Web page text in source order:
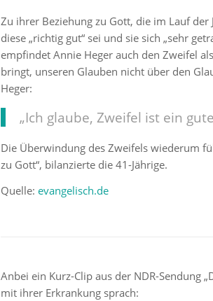
Zu ihrer Beziehung zu Gott, die im Lauf der
diese „richtig gut“ sei und sie sich „sehr
empfindet Annie Heger auch den Zweifel
bringt, unseren Glauben nicht über den
Heger:
„Ich glaube, Zweifel ist ein
Die Überwindung des Zweifels wiederum
zu Gott“, bilanzierte die 41-Jährige.
Quelle: evangelisch.de
Anbei ein Kurz-Clip aus der NDR-Sendung
mit ihrer Erkrankung sprach: